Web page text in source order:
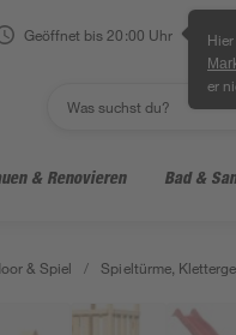
Geöffnet bis 20:00 Uhr
er
& Renovieren Bad &
& Spiel / Spieltürme,